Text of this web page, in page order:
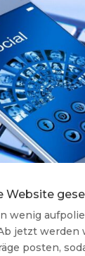
Website
wenig
jetzt werden
posten,